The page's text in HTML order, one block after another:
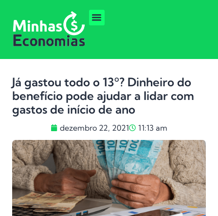
Já gastou todo o 13º? Dinheiro do
benefício pode ajudar a lidar com
gastos de início de ano
dezembro 22, 2021 11:13 am